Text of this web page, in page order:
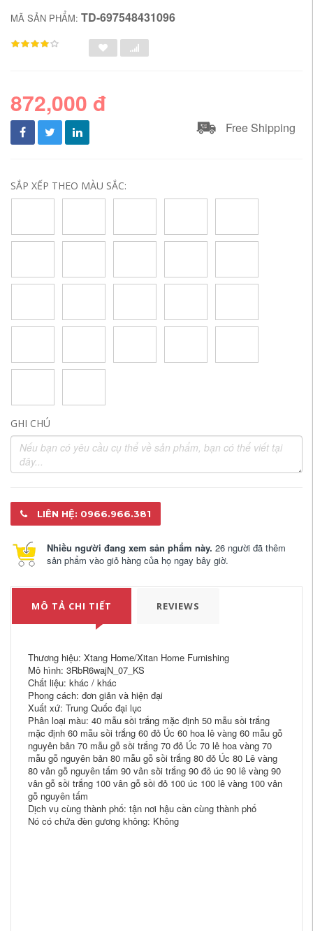
MÃ SẢN PHẨM: TD-697548431096
872,000 đ
Free Shipping
SẮP XẾP THEO MÀU SẮC:
GHI CHÚ
LIÊN HỆ: 0966.966.381
Nhiều người đang xem sản phẩm này. 26 người đã thêm
sản phẩm vào giỏ hàng của họ ngay bây giờ.
MÔ TẢ CHI TIẾT REVIEWS
Thương hiệu: Xtang Home/Xitan Home Furnishing
Mô hình: 3RbR6wajN_07_KS
Chất liệu: khác / khác
Phong cách: đơn giản và hiện đại
Xuất xứ: Trung Quốc đại lục
Phân loại màu: 40 mẫu sồi trắng mặc định 50 mẫu sồi trắng
mặc định 60 mẫu sồi trắng 60 đỏ Úc 60 hoa lê vàng 60 mẫu gỗ
nguyên bản 70 mẫu gỗ sồi trắng 70 đỏ Úc 70 lê hoa vàng 70
mẫu gỗ nguyên bản 80 mẫu gỗ sồi trắng 80 đỏ Úc 80 Lê vàng
80 vân gỗ nguyên tấm 90 vân sồi trắng 90 đỏ úc 90 lê vàng 90
vân gỗ sồi trắng 100 vân gỗ sồi đỏ 100 úc 100 lê vàng 100 vân
gỗ nguyên tấm
Dịch vụ cùng thành phố: tận nơi hậu cần cùng thành phố
Nó có chứa đèn gương không: Không